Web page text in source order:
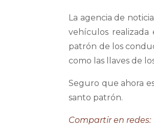
La agencia de
vehículos realizada
patrón de los
como las llaves de
Seguro que ahora
santo patrón.
Compartir en redes: